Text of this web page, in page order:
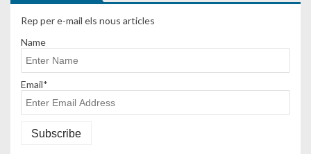
Rep per e-mail els nous articles
Name
Email*